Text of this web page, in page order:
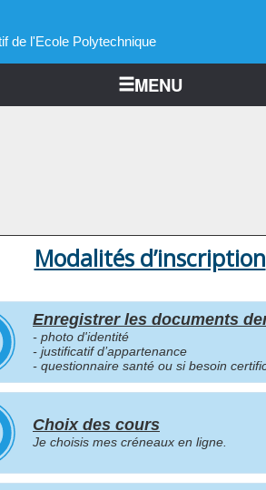
de l'Ecole Polytechnique
MENU
Modalités d’inscription
Enregistrer les documents
- photo d'identité
- justificatif d’appartenance
- questionnaire santé ou si besoin
Choix des cours
Je choisis mes créneaux en ligne.